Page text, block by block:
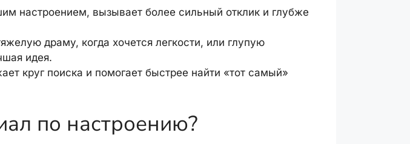
настроением, вызывает более сильный отклик и глубже
драму, когда хочется легкости, или глупую
идея.
круг поиска и помогает быстрее найти «тот самый»
по настроению?